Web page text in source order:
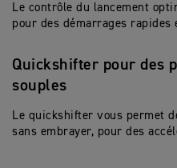
Le contrôle du lancement
pour des démarrages
Quickshifter pour des
souples
Le quickshifter vous permet
sans embrayer, pour des